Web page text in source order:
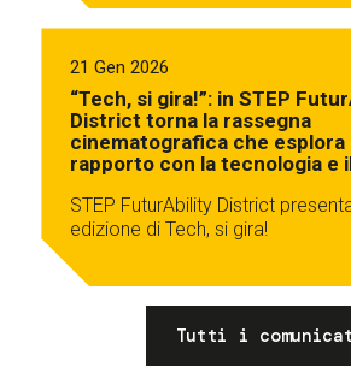
21 Gen 2026
“Tech, si gira!”: in STEP
District torna la rassegna
cinematografica che
rapporto con la tecnologia e
STEP FuturAbility District
edizione di Tech, si gira!
Tutti i